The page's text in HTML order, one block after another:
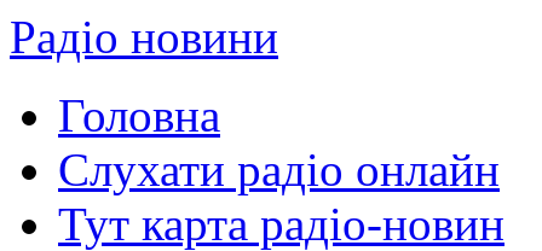
Радіо новини
Головна
Слухати радіо онлайн
Тут карта радіо-новин